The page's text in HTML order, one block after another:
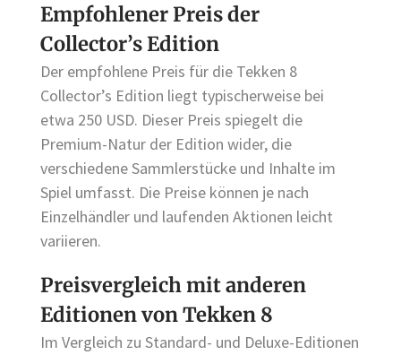
Empfohlener Preis der
Collector’s Edition
Der empfohlene Preis für die Tekken 8
Collector’s Edition liegt typischerweise bei
etwa 250 USD. Dieser Preis spiegelt die
Premium-Natur der Edition wider, die
verschiedene Sammlerstücke und Inhalte im
Spiel umfasst. Die Preise können je nach
Einzelhändler und laufenden Aktionen leicht
variieren.
Preisvergleich mit anderen
Editionen von Tekken 8
Im Vergleich zu Standard- und Deluxe-Editionen